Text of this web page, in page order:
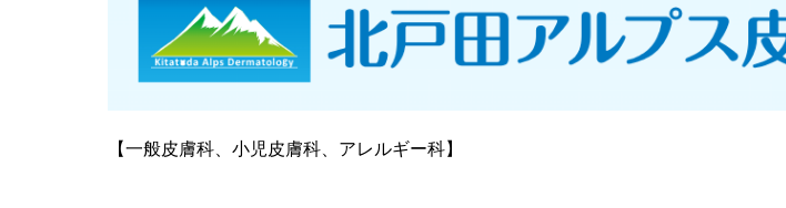
【一般皮膚科、小児皮膚科、アレルギー科】